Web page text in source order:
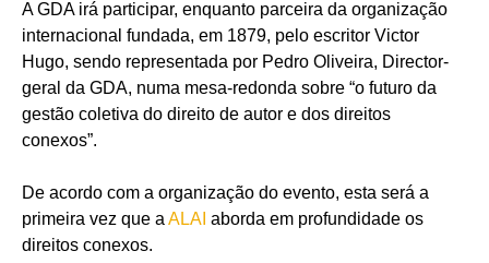
A GDA irá participar, enquanto parceira da organização
internacional fundada, em 1879, pelo escritor Victor
Hugo, sendo representada por Pedro Oliveira, Director-
geral da GDA, numa mesa-redonda sobre “o futuro da
gestão coletiva do direito de autor e dos direitos
conexos”.
De acordo com a organização do evento, esta será a
primeira vez que a ALAI aborda em profundidade os
direitos conexos.